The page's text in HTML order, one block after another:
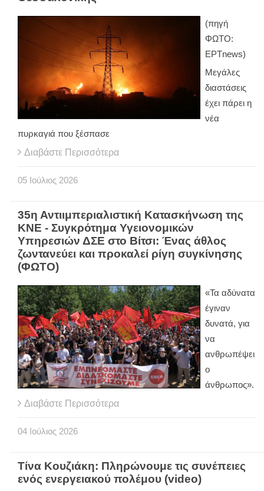
(πηγή
ΦΩΤΟ:
ΕΡΤnews)
Μεγάλες
διαστάσεις
έχει πάρει η
νέα
πυρκαγιά που ξέσπασε
Διαβάστε Περισσότερα
05 Ιούλιος 2026
35η Αντιιμπεριαλιστική Κατασκήνωση της
ΚΝΕ - Συγκρότημα Υγειονομικών
Υπηρεσιών ΔΣΕ στο Βίτσι: Ένας άθλος
ζωντανεύει και προκαλεί ρίγη συγκίνησης
(ΦΩΤΟ)
«Τα αδύνατα
έγιναν
δυνατά, για
να
ανθρωπέψει
ο
άνθρωπος».
Διαβάστε Περισσότερα
04 Ιούλιος 2026
Τίνα Κουζιάκη: Πληρώνουμε τις συνέπειες
ενός ενεργειακού πολέμου (video)